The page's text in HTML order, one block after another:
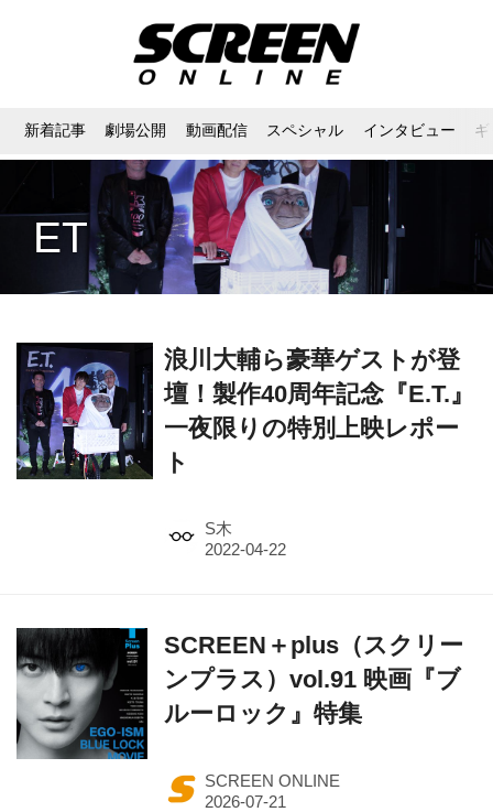
新着記事 劇場公開 動画配信 スペシャル インタビュー
ET
浪川大輔ら豪華ゲストが登
壇！製作40周年記念『E.T.』
一夜限りの特別上映レポー
ト
S木
SCREEN＋plus（スクリー
ンプラス）vol.91 映画『ブ
ルーロック』特集
SCREEN ONLINE